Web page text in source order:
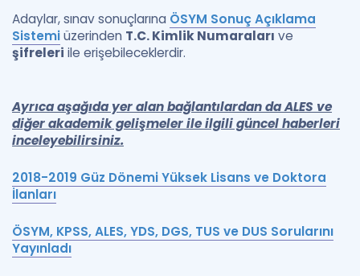
Blog
Adaylar, sınav sonuçlarına ÖSYM Sonuç Açıklama
Sistemiüzerinden T.C. Kimlik Numaraları ve
şifreleri ile erişebileceklerdir.
Ayrıca aşağıda yer alan bağlantılardan daALES ve
diğer akademik gelişmeler ile ilgili güncel haberleri
inceleyebilirsiniz.
2018-2019 Güz Dönemi Yüksek Lisans ve Doktora
İlanları
ÖSYM, KPSS, ALES, YDS, DGS, TUS ve DUS Sorularını
Yayınladı